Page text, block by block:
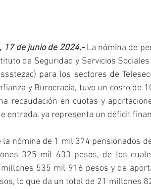
17 de junio de 2024.- La nómina de
de Seguridad y Servicios
para los sectores de
y Burocracia, tuvo un costo de
recaudación en cuotas y
entrada, ya representa un déficit
la nómina de 1 mil 374 pensionados
325 mil 633 pesos, de los
535 mil 916 pesos y de
lo que da un total de 21 millones